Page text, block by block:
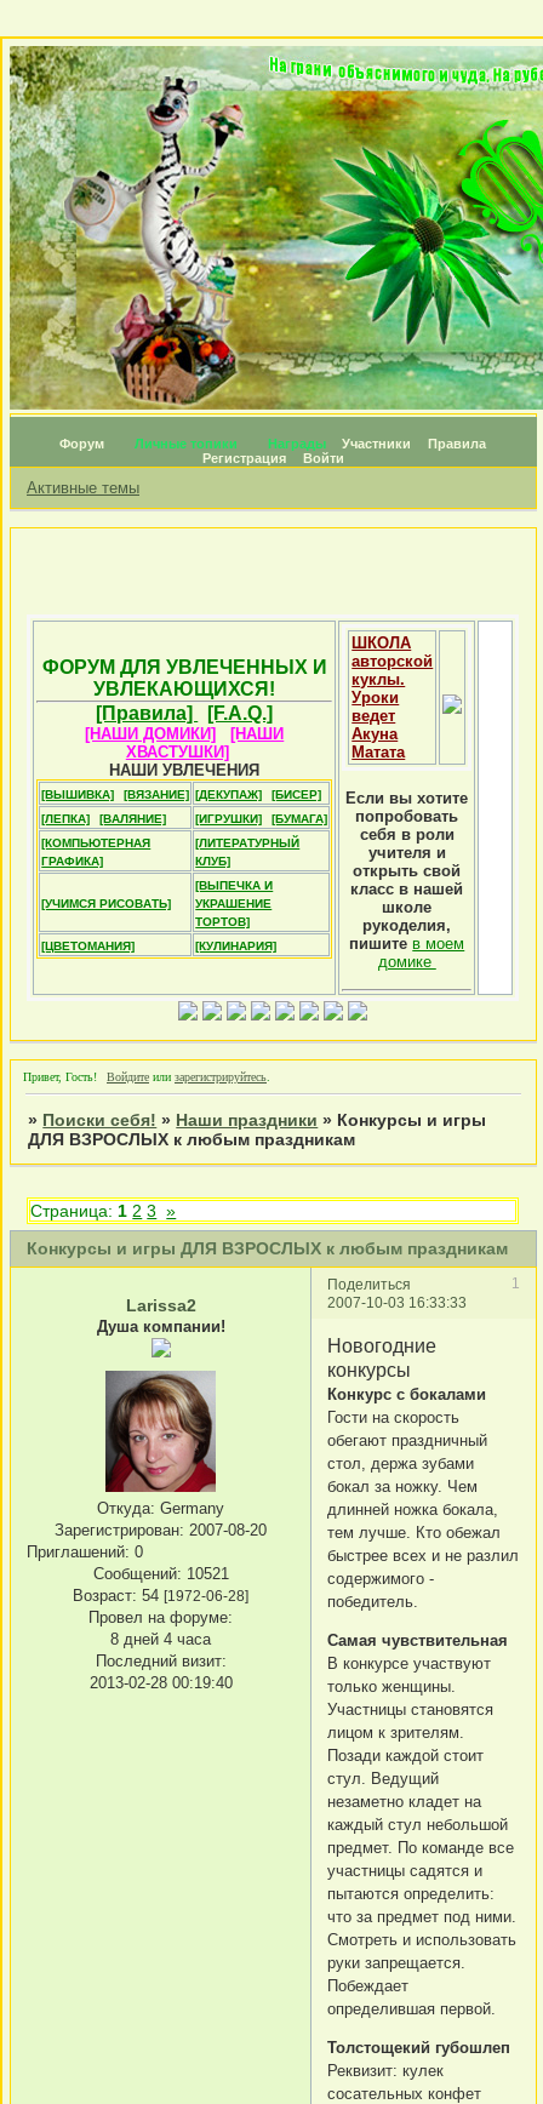
Форум Личные топики Награды Участники
Правила
Регистрация
Войти
Активные темы
ФОРУМ ДЛЯ УВЛЕЧЕННЫХ И
УВЛЕКАЮЩИХСЯ!
[Правила]
[F.A.Q.]
[НАШИ ДОМИКИ]
[НАШИ
ХВАСТУШКИ]
НАШИ УВЛЕЧЕНИЯ
[ВЫШИВКА] [ВЯЗАНИЕ] [ДЕКУПАЖ]
[БИСЕР]
[ЛЕПКА]
[ВАЛЯНИЕ] [ИГРУШКИ]
[БУМАГА]
[КОМПЬЮТЕРНАЯ
ГРАФИКА]
[ЛИТЕРАТУРНЫЙ
КЛУБ]
[УЧИМСЯ РИСОВАТЬ]
[ВЫПЕЧКА И
УКРАШЕНИЕ
ТОРТОВ]
[ЦВЕТОМАНИЯ]
[КУЛИНАРИЯ]
ШКОЛА
авторской
куклы.
Уроки
ведет
Акуна
Матата
Если вы хотите
попробовать
себя в роли
учителя и
открыть свой
класс в нашей
школе
рукоделия,
пишите в моем
домике
Привет, Гость! Войдите или зарегистрируйтесь
» Поиски себя! » Наши праздники » Конкурсы и игры
ДЛЯ ВЗРОСЛЫХ к любым праздникам
Конкурсы и игры ДЛЯ ВЗРОСЛЫХ к любым праздникам
Страница: 1 2 3 »
Поделиться
1
2007-10-03 16:33:33
Larissa2
Душа компании!
Откуда: Germany
Зарегистрирован: 2007-08-20
Приглашений: 0
Сообщений: 10521
Возраст: 54 [1972-06-28]
Провел на форуме:
8 дней 4 часа
Последний визит:
2013-02-28 00:19:40
Новогодние
конкурсы
Конкурс с бокалами
Гости на скорость
обегают праздничный
стол, держа зубами
бокал за ножку. Чем
длинней ножка бокала,
тем лучше. Кто обежал
быстрее всех и не разлил
содержимого -
победитель.
Самая чувствительная
В конкурсе участвуют
только женщины.
Участницы становятся
лицом к зрителям.
Позади каждой стоит
стул. Ведущий
незаметно кладет на
каждый стул небольшой
предмет. По команде все
участницы садятся и
пытаются определить:
что за предмет под ними.
Смотреть и использовать
руки запрещается.
Побеждает
определившая первой.
Толстощекий губошлеп
Реквизит: кулек
сосательных конфет